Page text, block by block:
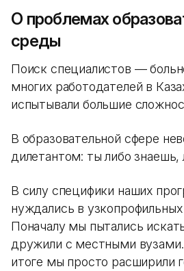
О проблемах
среды
Поиск специалистов —
многих работодателей в
испытывали большие
В образовательной сфере
дилетантом: ты либо знаешь,
В силу специфики наших
нуждались в узкопрофильных
Поначалу мы пытались
дружили с местными
итоге мы просто расширили